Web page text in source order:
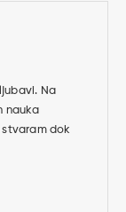
Na
nauka
dok